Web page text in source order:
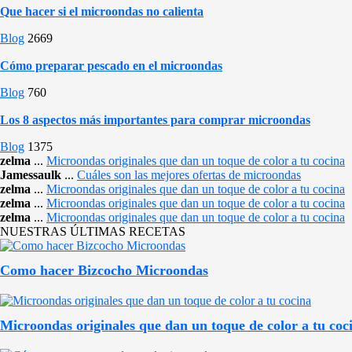
Que hacer si el microondas no calienta
Blog 2669
Cómo preparar pescado en el microondas
Blog 760
Los 8 aspectos más importantes para comprar microondas
Blog 1375
zelma ... Microondas originales que dan un toque de color a tu cocina
Jamessaulk ... Cuáles son las mejores ofertas de microondas
zelma ... Microondas originales que dan un toque de color a tu cocina
zelma ... Microondas originales que dan un toque de color a tu cocina
zelma ... Microondas originales que dan un toque de color a tu cocina
NUESTRAS ÚLTIMAS RECETAS
Como hacer Bizcocho Microondas
Microondas originales que dan un toque de color a tu